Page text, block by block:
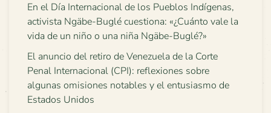
En el Día Internacional de los Pueblos Indígenas,
activista Ngäbe-Buglé cuestiona: «¿Cuánto vale la
vida de un niño o una niña Ngäbe-Buglé?»
El anuncio del retiro de Venezuela de la Corte
Penal Internacional (CPI): reflexiones sobre
algunas omisiones notables y el entusiasmo de
Estados Unidos